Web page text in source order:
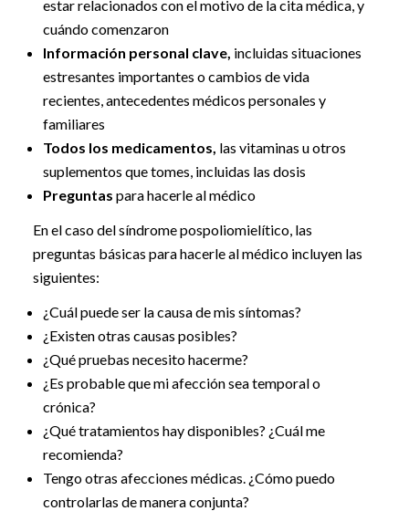
estar relacionados con el motivo de la cita médica, y
cuándo comenzaron
Información personal clave, incluidas situaciones
estresantes importantes o cambios de vida
recientes, antecedentes médicos personales y
familiares
Todos los medicamentos, las vitaminas u otros
suplementos que tomes, incluidas las dosis
Preguntas para hacerle al médico
En el caso del síndrome pospoliomielítico, las
preguntas básicas para hacerle al médico incluyen las
siguientes:
¿Cuál puede ser la causa de mis síntomas?
¿Existen otras causas posibles?
¿Qué pruebas necesito hacerme?
¿Es probable que mi afección sea temporal o
crónica?
¿Qué tratamientos hay disponibles? ¿Cuál me
recomienda?
Tengo otras afecciones médicas. ¿Cómo puedo
controlarlas de manera conjunta?